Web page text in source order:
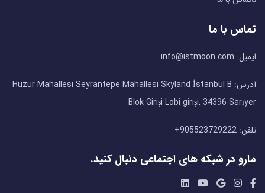
تماس با ما
ایمیل: info@istmoon.com
آدرس: Huzur Mahallesi Seyrantepe Mahallesi Skyland İstanbul B
Blok Girişi Lobi girişi, 34396 Sarıyer
تلفن: 905523729222+
مارو در شبکه های اجتماعی دنبال کنید.